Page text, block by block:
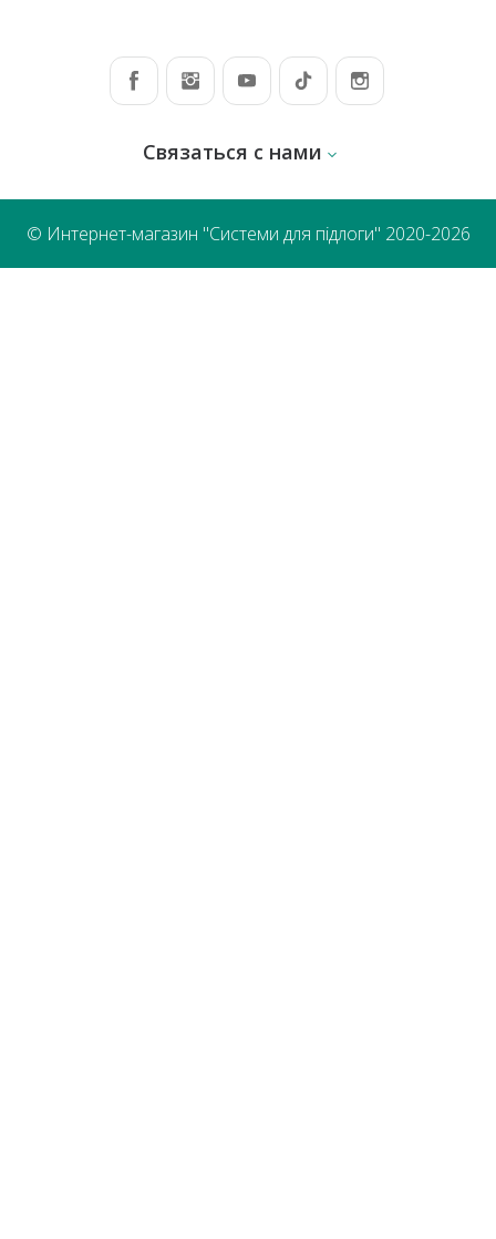
Связаться с нами
© Интернет-магазин "Системи для підлоги" 2020-2026